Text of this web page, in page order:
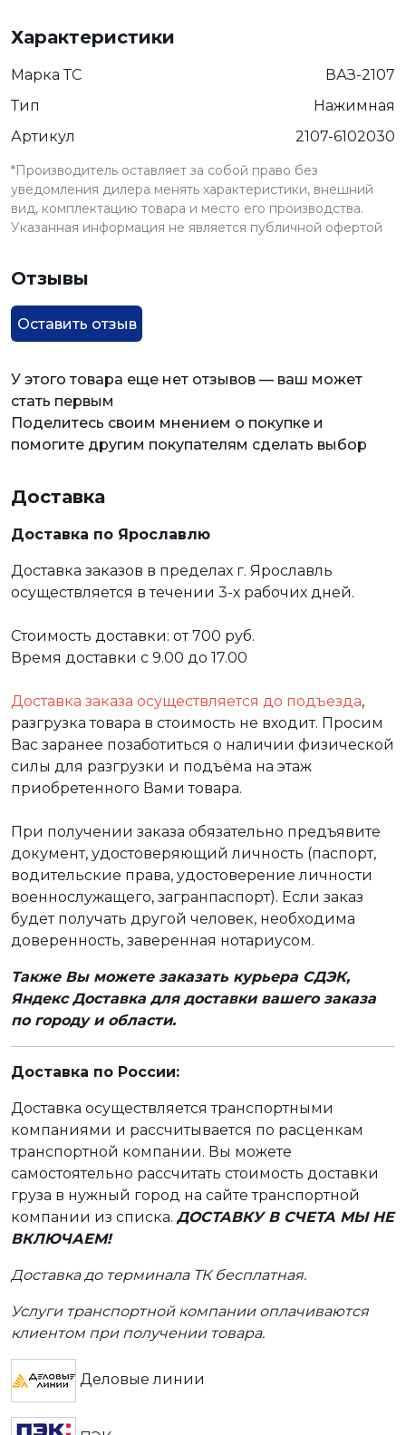
Характеристики
Марка ТС
ВАЗ-2107
Тип
Нажимная
Артикул
2107-6102030
*Производитель оставляет за собой право без
уведомления дилера менять характеристики, внешний
вид, комплектацию товара и место его производства.
Указанная информация не является публичной офертой
Отзывы
Оставить отзыв
У этого товара еще нет отзывов — ваш может
стать первым
Поделитесь своим мнением о покупке и
помогите другим покупателям сделать выбор
Доставка
Доставка по Ярославлю
Доставка заказов в пределах г. Ярославль
осуществляется в течении 3-х рабочих дней.
Стоимость доставки: от 700 руб.
Время доставки с 9.00 до 17.00
Доставка заказа осуществляется до подъезда,
разгрузка товара в стоимость не входит. Просим
Вас заранее позаботиться о наличии физической
силы для разгрузки и подъёма на этаж
приобретенного Вами товара.
При получении заказа обязательно предъявите
документ, удостоверяющий личность (паспорт,
водительские права, удостоверение личности
военнослужащего, загранпаспорт). Если заказ
будет получать другой человек, необходима
доверенность, заверенная нотариусом.
Также Вы можете заказать курьера СДЭК,
Яндекс Доставка для доставки вашего заказа
по городу и области.
Доставка по России:
Доставка осуществляется транспортными
компаниями и рассчитывается по расценкам
транспортной компании. Вы можете
самостоятельно рассчитать стоимость доставки
груза в нужный город на сайте транспортной
компании из списка. ДОСТАВКУ В СЧЕТА МЫ НЕ
ВКЛЮЧАЕМ!
Доставка до терминала ТК бесплатная.
Услуги транспортной компании оплачиваются
клиентом при получении товара.
Деловые линии